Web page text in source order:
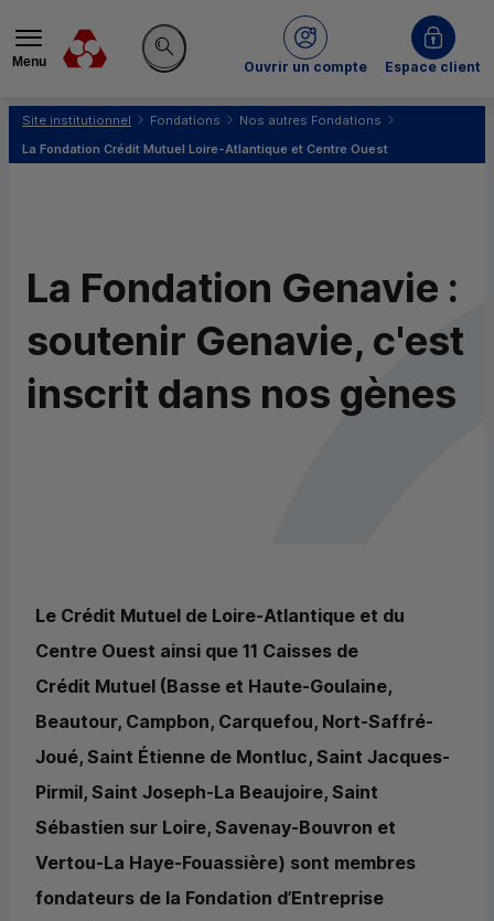
Menu
Rechercher sur le site
Ouvrir un compte
du Crédit MutuelEspace client
Vous êtes ici:
Site institutionnel Fondations
Nos autres Fondations
La Fondation Crédit Mutuel Loire-Atlantique et Centre Ouest
La Fondation Genavie :
soutenir Genavie, c'est
inscrit dans nos gènes
Le Crédit Mutuel de Loire-Atlantique et du
Centre Ouest ainsi que 11 Caisses de
Crédit Mutuel (Basse et Haute-Goulaine,
Beautour, Campbon, Carquefou, Nort-Saffré-
Joué, Saint Étienne de Montluc, Saint Jacques-
Pirmil, Saint Joseph-La Beaujoire, Saint
Sébastien sur Loire, Savenay-Bouvron et
Vertou-La Haye-Fouassière) sont membres
fondateurs de la Fondation d’Entreprise